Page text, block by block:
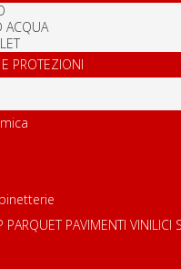
ACQUA
PROTEZIONI
PARQUET PAVIMENTI VINILICI